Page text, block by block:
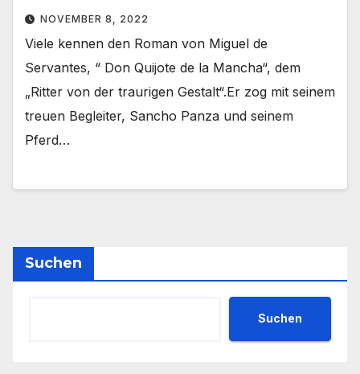
NOVEMBER 8, 2022
Viele kennen den Roman von Miguel de
Servantes, “ Don Quijote de la Mancha“, dem
„Ritter von der traurigen Gestalt“.Er zog mit seinem
treuen Begleiter, Sancho Panza und seinem
Pferd…
Suchen
Suchen